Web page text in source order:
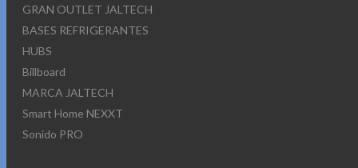
GRAN OUTLET JALTECH
BASES REFRIGERANTES
HUBS
Billboard
MARCA JALTECH
Smart Home NEXXT
Sonido PRO